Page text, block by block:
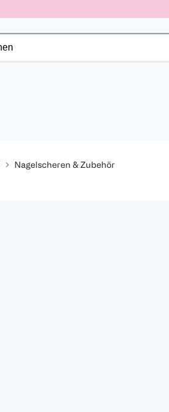
Nagelscheren & Zubehör